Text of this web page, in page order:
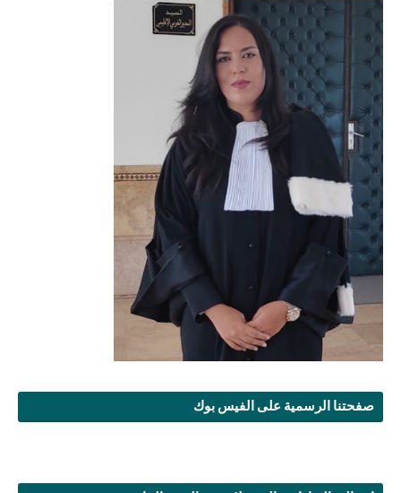
صفحتنا الرسمية على الفيس بوك